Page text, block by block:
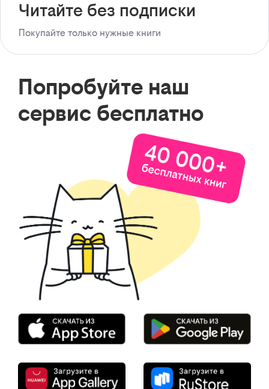
Читайте без подписки
Покупайте только нужные книги
Попробуйте наш
сервис бесплатно